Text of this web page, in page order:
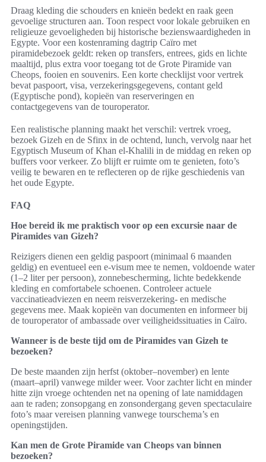
Draag kleding die schouders en knieën bedekt en raak geen
gevoelige structuren aan. Toon respect voor lokale gebruiken en
religieuze gevoeligheden bij historische bezienswaardigheden in
Egypte. Voor een kostenraming dagtrip Caïro met
piramidebezoek geldt: reken op transfers, entrees, gids en lichte
maaltijd, plus extra voor toegang tot de Grote Piramide van
Cheops, fooien en souvenirs. Een korte checklijst voor vertrek
bevat paspoort, visa, verzekeringsgegevens, contant geld
(Egyptische pond), kopieën van reserveringen en
contactgegevens van de touroperator.
Een realistische planning maakt het verschil: vertrek vroeg,
bezoek Gizeh en de Sfinx in de ochtend, lunch, vervolg naar het
Egyptisch Museum of Khan el-Khalili in de middag en reken op
buffers voor verkeer. Zo blijft er ruimte om te genieten, foto’s
veilig te bewaren en te reflecteren op de rijke geschiedenis van
het oude Egypte.
FAQ
Hoe bereid ik me praktisch voor op een excursie naar de
Piramides van Gizeh?
Reizigers dienen een geldig paspoort (minimaal 6 maanden
geldig) en eventueel een e‑visum mee te nemen, voldoende water
(1–2 liter per persoon), zonnebescherming, lichte bedekkende
kleding en comfortabele schoenen. Controleer actuele
vaccinatieadviezen en neem reisverzekering- en medische
gegevens mee. Maak kopieën van documenten en informeer bij
de touroperator of ambassade over veiligheidssituaties in Caïro.
Wanneer is de beste tijd om de Piramides van Gizeh te
bezoeken?
De beste maanden zijn herfst (oktober–november) en lente
(maart–april) vanwege milder weer. Voor zachter licht en minder
hitte zijn vroege ochtenden net na opening of late namiddagen
aan te raden; zonsopgang en zonsondergang geven spectaculaire
foto’s maar vereisen planning vanwege tourschema’s en
openingstijden.
Kan men de Grote Piramide van Cheops van binnen
bezoeken?